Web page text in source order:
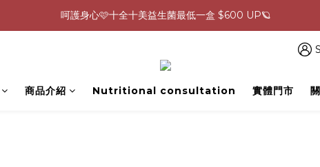
0805-0808指定商品滿$2000結帳88折💖
呵護身心🩷十全十美益生菌最低一盒 $600 UP🪐
0805-0808指定商品滿$2000結帳88折💖
商品介紹 Nutritional consultation 實體門市